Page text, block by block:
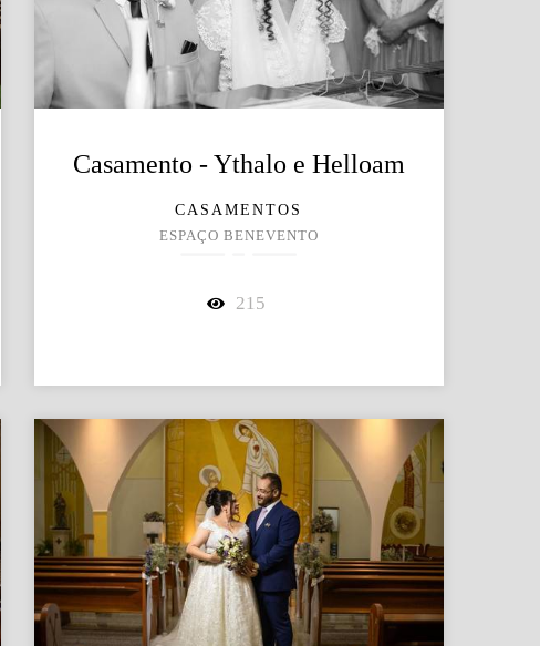
Casamento - Ythalo e Helloam
CASAMENTOS
ESPAÇO BENEVENTO
215